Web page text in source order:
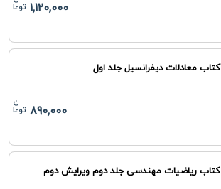
1,120,000
کتاب معادلات دیفرانسیل جلد اول
890,000
کتاب ریاضیات مهندسی جلد دوم ویرایش دوم